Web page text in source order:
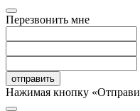
Перезвонить мне
отправить
Нажимая кнопку